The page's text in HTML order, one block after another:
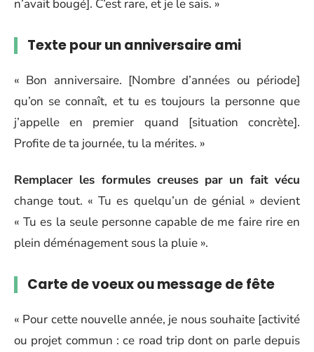
n’avait bougé]. C’est rare, et je le sais. »
Texte pour un anniversaire ami
« Bon anniversaire. [Nombre d’années ou période]
qu’on se connaît, et tu es toujours la personne que
j’appelle en premier quand [situation concrète].
Profite de ta journée, tu la mérites. »
Remplacer les formules creuses par un fait vécu
change tout. « Tu es quelqu’un de génial » devient
« Tu es la seule personne capable de me faire rire en
plein déménagement sous la pluie ».
Carte de voeux ou message de fête
« Pour cette nouvelle année, je nous souhaite [activité
ou projet commun : ce road trip dont on parle depuis